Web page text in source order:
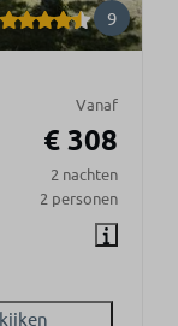
9
Vanaf
€ 308
2 nachten
2 personen